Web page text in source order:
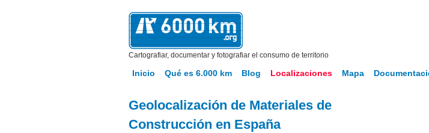
Cartografiar, documentar y fotografiar el consumo de territorio
Inicio Qué es 6.000 km Blog Localizaciones Mapa
Geolocalización de Materiales de
Construcción en España